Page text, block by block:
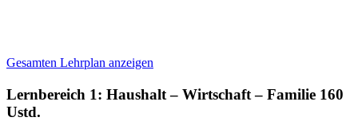
Gesamten Lehrplan anzeigen
Lernbereich 1: Haushalt – Wirtschaft – Familie 160
Ustd.